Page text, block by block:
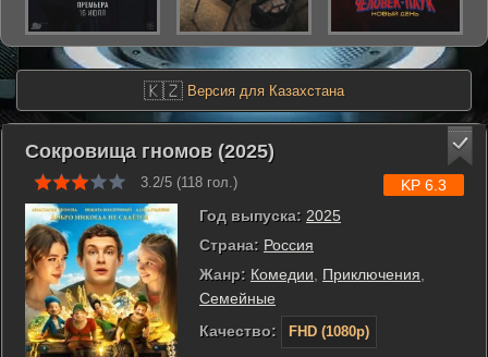
🇰🇿 Версия для Казахстана
Сокровища гномов (2025)
3.2/5 (118 гол.)
Год выпуска: 2025
Страна: Россия
Жанр: Комедии Приключения
Семейные
Качество:
FHD (1080p)
KP 6.3